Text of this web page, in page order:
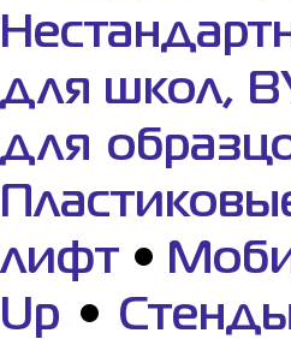
для школ,
для
лифт •
Up •